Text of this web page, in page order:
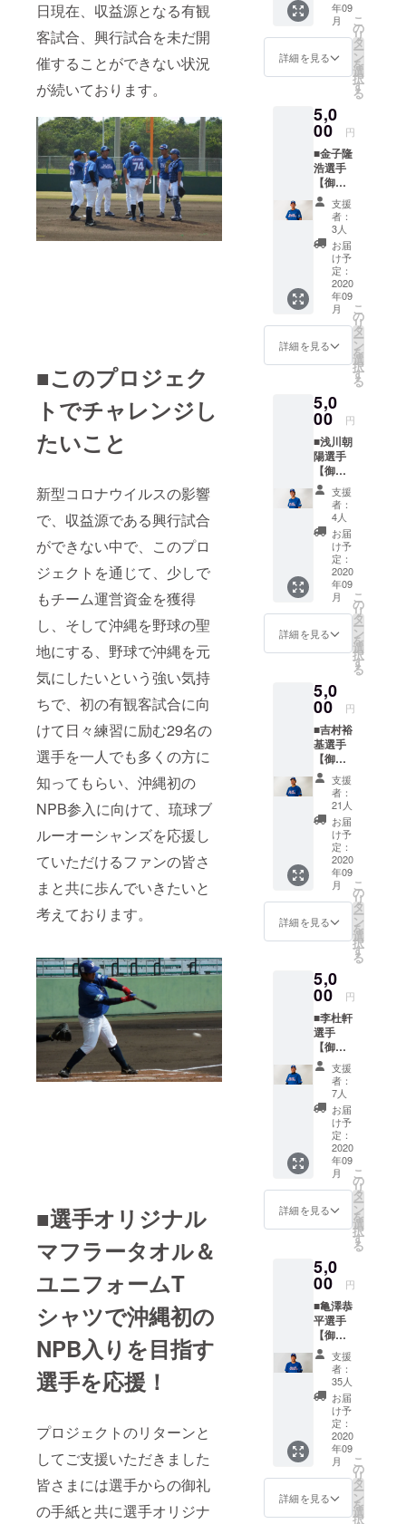
日現在、収益源となる有観
客試合、興行試合を未だ開
催することができない状況
が続いております。
■このプロジェク
トでチャレンジし
たいこと
新型コロナウイルスの影響
で、収益源である興行試合
ができない中で、このプロ
ジェクトを通じて、少しで
もチーム運営資金を獲得
し、そして沖縄を野球の聖
地にする、野球で沖縄を元
気にしたいという強い気持
ちで、初の有観客試合に向
けて日々練習に励む29名の
選手を一人でも多くの方に
知ってもらい、沖縄初の
NPB参入に向けて、琉球ブ
ルーオーシャンズを応援し
ていただけるファンの皆さ
まと共に歩んでいきたいと
考えております。
■選手オリジナル
マフラータオル＆
ユニフォームT
シャツで沖縄初の
NPB入りを目指す
選手を応援！
プロジェクトのリターンと
してご支援いただきました
皆さまには選手からの御礼
の手紙と共に選手オリジナ
こちら
よりご
支援を
よろし
す。 以
下、ご
お願い
いたし
ます。
※マフ
ラータ
オルの
デザイ
ンは変
更の可
能性も
ござい
ます。
いたし
ます。
杉山翔
大選手
ラータ
オルで
琉球ブ
ルー
オー
シャン
ズを応
援した
いとい
う方は
こちら
よりご
支援を
よろし
くお願
いいた
しま
お願い
いたし
ます。
※マフ
ラータ
オルの
デザイ
ンは変
更の可
能性も
ござい
ます。
ル】 三
好一生
選手の
サイン
入り御
礼手紙
ルで送
らせて
いただ
くのに
加え、
三好一
生選手
のオリ
ジナル
マフ
ラータ
オルを
お送り
いたし
ます。
三好一
生選手
ラータ
オルで
琉球ブ
ルー
オー
シャン
ズを応
援した
いとい
う方は
こちら
よりご
支援を
よろし
くお願
いいた
しま
お願い
いたし
ます。
※マフ
ラータ
オルの
デザイ
ンは変
更の可
能性も
ござい
ます。
年09
月
詳細を見る
こ
の
リ
タ
ー
ン
を
選
択
す
る
5,0
00 円
■金子隆
浩選手
【御礼
手紙＋
金子隆
浩選手
オリジ
ナルマ
フラー
タオ
ル】 金
子隆浩
選手の
サイン
入り御
礼手紙
ルで送
らせて
いただ
くのに
加え、
金子隆
浩選手
のオリ
ジナル
マフ
ラータ
オルを
お送り
いたし
ます。
金子隆
浩選手
ラータ
オルで
琉球ブ
ルー
オー
シャン
ズを応
援した
いとい
う方は
こちら
よりご
支援を
よろし
くお願
いいた
しま
お願い
いたし
ます。
※マフ
ラータ
オルの
デザイ
ンは変
更の可
能性も
ござい
ます。
支援
者：
3人
お届
け予
定：
2020
年09
月
詳細を見る
こ
の
リ
タ
ー
ン
を
選
択
す
る
5,0
00 円
■浅川朝
陽選手
【御礼
手紙＋
浅川朝
陽選手
オリジ
ナルマ
フラー
タオ
ル】 浅
川朝陽
選手の
サイン
入り御
礼手紙
ルで送
らせて
いただ
くのに
加え、
浅川朝
陽選手
のオリ
ジナル
マフ
ラータ
オルを
お送り
いたし
ます。
浅川朝
陽選手
ラータ
オルで
琉球ブ
ルー
オー
シャン
ズを応
援した
いとい
う方は
こちら
よりご
支援を
よろし
くお願
いいた
しま
お願い
いたし
ます。
※マフ
ラータ
オルの
デザイ
ンは変
更の可
能性も
ござい
ます。
支援
者：
4人
お届
け予
定：
2020
年09
月
詳細を見る
こ
の
リ
タ
ー
ン
を
選
択
す
る
5,0
00 円
■吉村裕
基選手
【御礼
手紙＋
吉村裕
基選手
オリジ
ナルマ
フラー
タオ
ル】 吉
村裕基
選手の
サイン
入り御
礼手紙
ルで送
らせて
いただ
くのに
加え、
吉村裕
基選手
のオリ
ジナル
マフ
ラータ
オルを
お送り
いたし
ます。
吉村裕
基選手
ラータ
オルで
琉球ブ
ルー
オー
シャン
ズを応
援した
いとい
う方は
こちら
よりご
支援を
よろし
くお願
いいた
しま
支援
者：
21人
お届
け予
定：
2020
年09
月
詳細を見る
こ
の
リ
タ
ー
ン
を
選
択
す
る
5,0
00 円
■李杜軒
選手
【御礼
手紙＋
李杜軒
選手オ
リジナ
ルマフ
ラータ
オル】
李杜軒
選手の
サイン
入り御
礼手紙
をメー
らせて
いただ
くのに
加え、
李杜軒
選手の
オリジ
ナルマ
フラー
タオル
をお送
りいた
しま
す。 李
杜軒選
手のオ
リジナ
支援
者：
7人
お届
け予
定：
2020
年09
月
詳細を見る
こ
の
リ
タ
ー
ン
を
選
択
す
る
5,0
00 円
■亀澤恭
平選手
【御礼
手紙＋
亀澤恭
平選手
オリジ
ナルマ
フラー
タオ
ル】 亀
澤恭平
選手の
サイン
入り御
支援
者：
35人
お届
け予
定：
2020
年09
月
詳細を見る
こ
の
リ
タ
ー
ン
を
選
択